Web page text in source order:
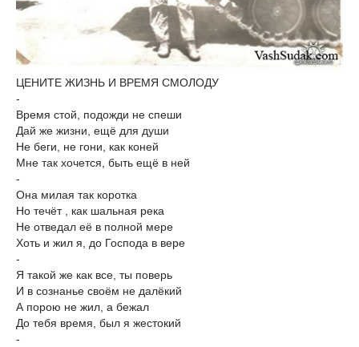
ЦЕНИТЕ ЖИЗНЬ И ВРЕМЯ СМОЛОДУ
-
Время стой, подожди не спеши
Дай же жизни, ещё для души
Не беги, не гони, как коней
Мне так хочется, быть ещё в ней
-
Она милая так коротка
Но течёт , как шальная река
Не отведал её в полной мере
Хоть и жил я, до Господа в вере
-
Я такой же как все, ты поверь
И в сознанье своём не далёкий
А порою не жил, а бежал
До тебя время, был я жестокий
-